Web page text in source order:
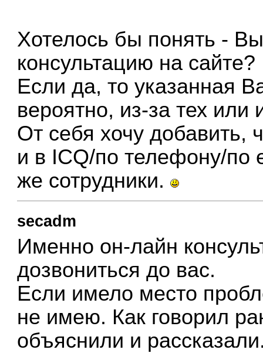
Хотелось бы понять -
консультацию на сайте?
Если да, то указанная
вероятно, из-за тех
От себя хочу добавить,
и в ICQ/по телефону/по
же сотрудники.
secadm
Именно он-лайн
дозвониться до вас.
Если имело место
не имею. Как говорил
объяснили и